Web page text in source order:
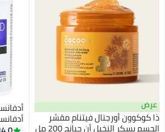
عرض
ذا كوكوون أورجنال فيتنام مقشر
الجسم بسكر النخيل أن جيانج 200 مل